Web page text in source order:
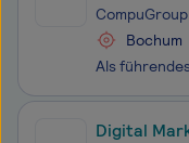
Bochum
Digital